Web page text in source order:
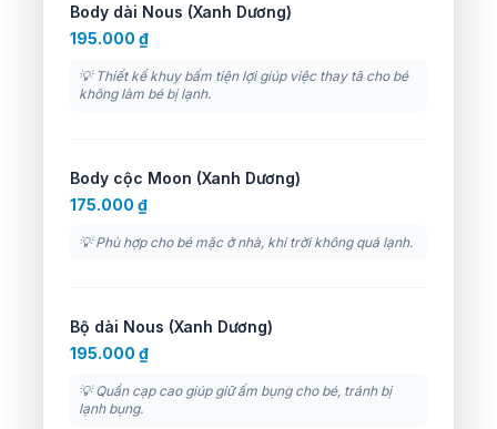
Body dài Nous (Xanh Dương)
195.000 ₫
💡 Thiết kế khuy bấm tiện lợi giúp việc thay tã cho bé
không làm bé bị lạnh.
Body cộc Moon (Xanh Dương)
175.000 ₫
💡 Phù hợp cho bé mặc ở nhà, khi trời không quá lạnh.
Bộ dài Nous (Xanh Dương)
195.000 ₫
💡 Quần cạp cao giúp giữ ấm bụng cho bé, tránh bị
lạnh bụng.